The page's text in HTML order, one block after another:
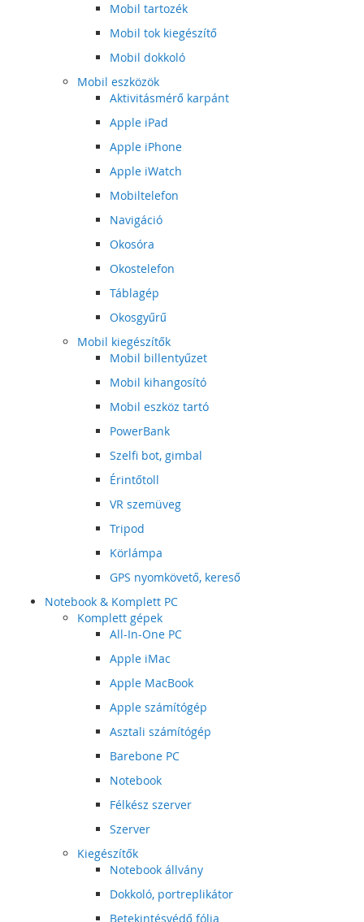
Mobil tartozék
Mobil tok kiegészítő
Mobil dokkoló
Mobil eszközök
Aktivitásmérő karpánt
Apple iPad
Apple iPhone
Apple iWatch
Mobiltelefon
Navigáció
Okosóra
Okostelefon
Táblagép
Okosgyűrű
Mobil kiegészítők
Mobil billentyűzet
Mobil kihangosító
Mobil eszköz tartó
PowerBank
Szelfi bot, gimbal
Érintőtoll
VR szemüveg
Tripod
Körlámpa
GPS nyomkövető, kereső
Notebook & Komplett PC
Komplett gépek
All-In-One PC
Apple iMac
Apple MacBook
Apple számítógép
Asztali számítógép
Barebone PC
Notebook
Félkész szerver
Szerver
Kiegészítők
Notebook állvány
Dokkoló, portreplikátor
Betekintésvédő fólia